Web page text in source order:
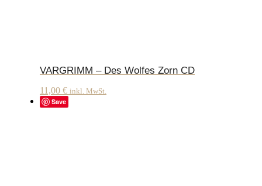
VARGRIMM – Des Wolfes Zorn CD
11,00 € inkl. MwSt.
Save